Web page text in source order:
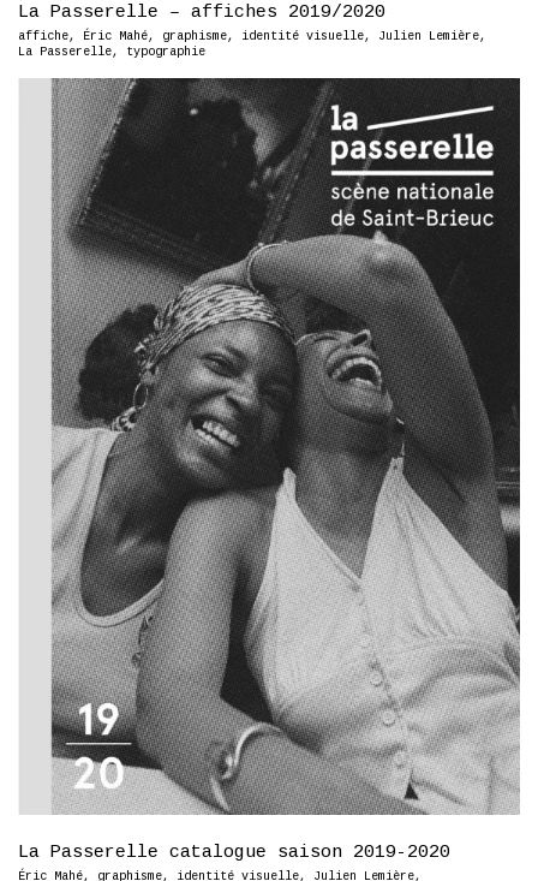
La Passerelle – affiches 2019/2020
affiche, Éric Mahé, graphisme, identité visuelle, Julien Lemière,
La Passerelle, typographie
La Passerelle catalogue saison 2019-2020
Éric Mahé, graphisme, identité visuelle, Julien Lemière,